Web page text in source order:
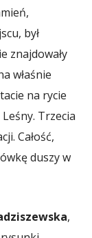
był
znajdowały
właśnie
na rycie
Trzecia
Całość,
duszy w
,